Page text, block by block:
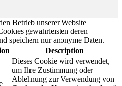
Betrieb unserer Website
gewährleisten deren
speichern nur anonyme Daten.
Description
Dieses Cookie wird verwendet,
um Ihre Zustimmung oder
Ablehnung zur Verwendung von